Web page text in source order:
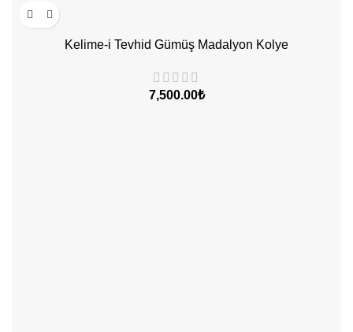
Kelime-i Tevhid Gümüş Madalyon Kolye
7,500.00₺